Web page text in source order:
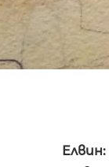
Елвин: